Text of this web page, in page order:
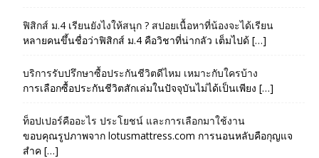
ฟิสิกส์ ม.4 เรียนยังไงให้สนุก ? สปอยเนื้อหาที่น้องจะได้เรียน
หลายคนขึ้นชื่อว่าฟิสิกส์ ม.4 คือวิชาที่น่ากลัว เต็มไปด้ […]
บริการรับปรึกษาซื้อประกันชีวิตดีไหม เหมาะกับใครบ้าง
การเลือกซื้อประกันชีวิตสักเล่มในปัจจุบันไม่ได้เป็นเพียง […]
ท็อปเปอร์คืออะไร ประโยชน์ และการเลือกมาใช้งาน
ขอบคุณรูปภาพจาก lotusmattress.com การนอนหลับคือกุญแจ
สำค […]